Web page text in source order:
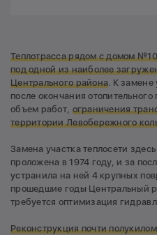
Теплотрасса рядом с домом
под одной из наиболее
Центрального района. К замене
после окончания
объем работ, ограничения
территории Левобережного
Замена участка теплосети
проложена в 1974 году, и за
устранила на ней 4 крупных
прошедшие годы Центральный
требуется оптимизация
Реконструкция почти